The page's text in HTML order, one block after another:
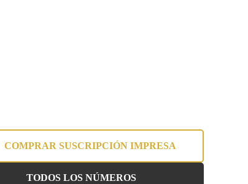
COMPRAR SUSCRIPCIÓN IMPRESA
TODOS LOS NÚMEROS